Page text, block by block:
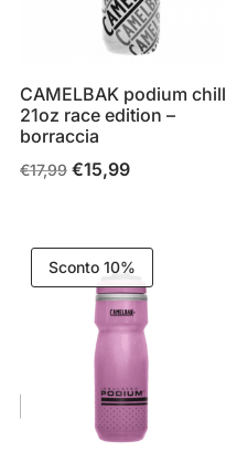
CAMELBAK podium chill
21oz race edition –
borraccia
€17,99 Il
era:
€17,99.
€15,99Il
è:
€15,99.
Sconto 10%